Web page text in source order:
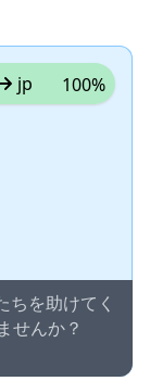
jp 100%
を助けてく
せんか？